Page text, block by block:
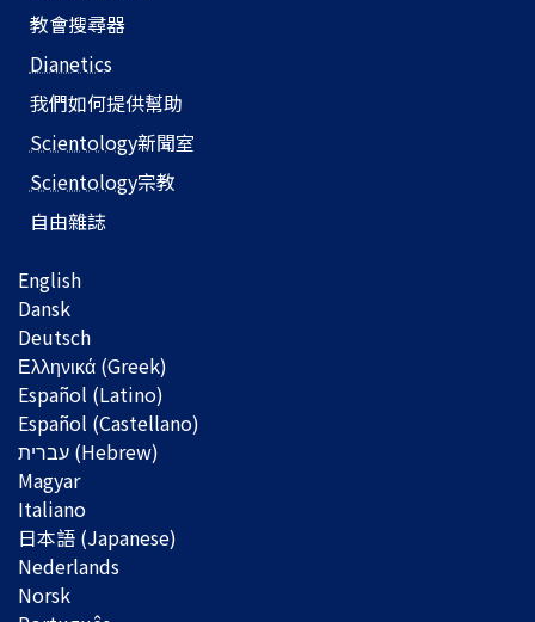
教會搜尋器
Dianetics
我們如何提供幫助
Scientology新聞室
Scientology宗教
自由雜誌
English
Dansk
Deutsch
Ελληνικά (Greek)
Español (Latino)
Español (Castellano)
Magyar
Italiano
日本語 (Japanese)
Nederlands
Norsk